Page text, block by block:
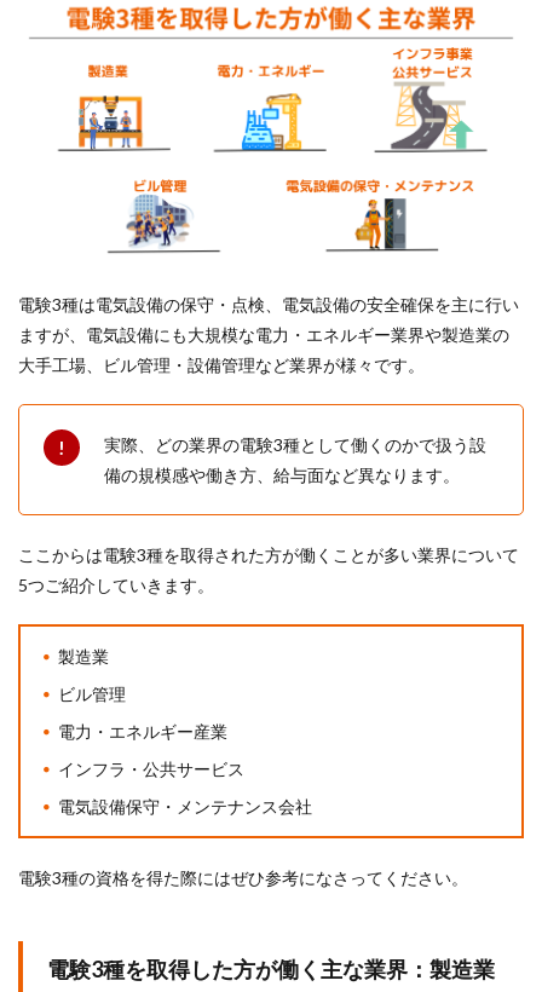
電験3種は電気設備の保守・点検、電気設備の安全確保を主に行い
ますが、電気設備にも大規模な電力・エネルギー業界や製造業の
大手工場、ビル管理・設備管理など業界が様々です。
実際、どの業界の電験3種として働くのかで扱う設
備の規模感や働き方、給与面など異なります。
ここからは電験3種を取得された方が働くことが多い業界について
5つご紹介していきます。
製造業
ビル管理
電力・エネルギー産業
インフラ・公共サービス
電気設備保守・メンテナンス会社
電験3種の資格を得た際にはぜひ参考になさってください。
電験3種を取得した方が働く主な業界：製造業